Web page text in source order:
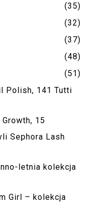
(35)
(32)
(37)
(48)
(51)
Polish, 141 Tutti
15
Sephora Lash
letnia kolekcja
Girl – kolekcja